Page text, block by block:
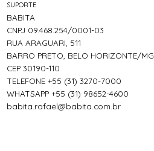
SUPORTE
BABITA
CNPJ 09.468.254/0001-03
RUA ARAGUARI, 511
BARRO PRETO, BELO HORIZONTE/MG
CEP 30190-110
TELEFONE +55 (31) 3270-7000
WHATSAPP +55 (31) 98652-4600
babita.rafael@babita.com.br